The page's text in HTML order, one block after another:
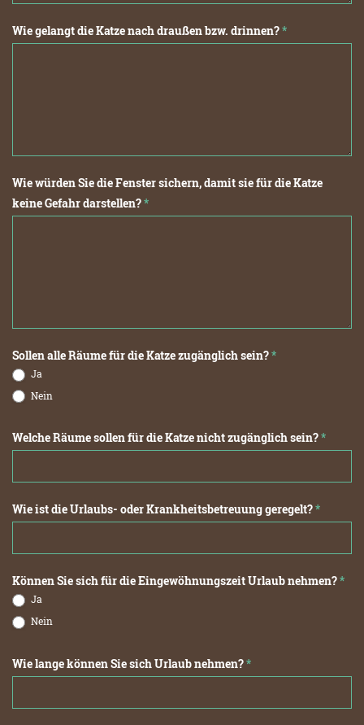
Wie gelangt die Katze nach draußen bzw. drinnen?*
Wie würden Sie die Fenster sichern, damit sie für die Katze
keine Gefahr darstellen?*
Sollen alle Räume für die Katze zugänglich sein?*
Ja
Nein
Welche Räume sollen für die Katze nicht zugänglich sein?*
Wie ist die Urlaubs- oder Krankheitsbetreuung geregelt?*
Können Sie sich für die Eingewöhnungszeit Urlaub nehmen?*
Ja
Nein
Wie lange können Sie sich Urlaub nehmen?*